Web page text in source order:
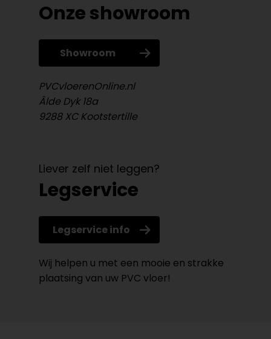
Onze showroom
Showroom
PVCvloerenOnline.nl
Âlde Dyk 18a
9288 XC Kootstertille
Liever zelf niet leggen?
Legservice
Legservice info
Wij helpen u met een mooie en strakke
plaatsing van uw PVC vloer!